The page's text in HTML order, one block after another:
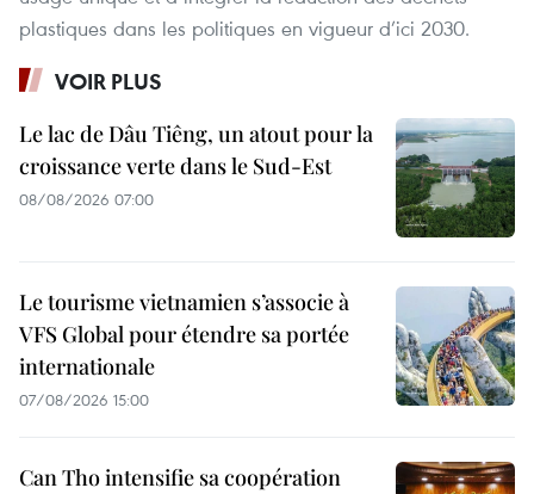
plastiques dans les politiques en vigueur d’ici 2030.
VOIR PLUS
Le lac de Dâu Tiêng, un atout pour la
croissance verte dans le Sud-Est
08/08/2026 07:00
Le tourisme vietnamien s’associe à
VFS Global pour étendre sa portée
internationale
07/08/2026 15:00
Can Tho intensifie sa coopération